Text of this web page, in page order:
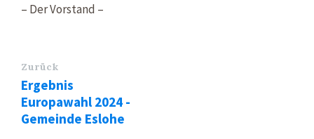
– Der Vorstand –
Zurück
Ergebnis
Europawahl 2024 -
Gemeinde Eslohe